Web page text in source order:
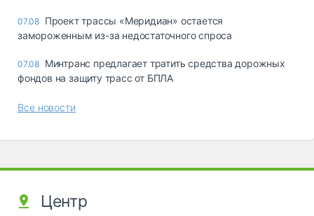
07.08 Проект трассы «Меридиан» остается
замороженным из-за недостаточного спроса
07.08 Минтранс предлагает тратить средства дорожных
фондов на защиту трасс от БПЛА
Все новости
Центр